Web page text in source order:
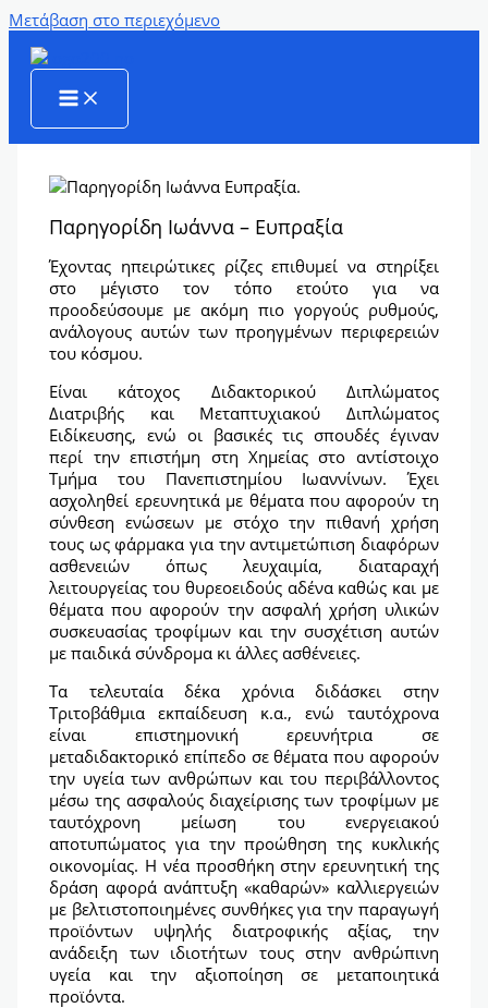
Μετάβαση στο περιεχόμενο
Παρηγορίδη Ιωάννα – Ευπραξία
Έχοντας ηπειρώτικες ρίζες επιθυμεί να στηρίξει
στο μέγιστο τον τόπο ετούτο για να
προοδεύσουμε με ακόμη πιο γοργούς ρυθμούς,
ανάλογους αυτών των προηγμένων περιφερειών
του κόσμου.
Είναι κάτοχος Διδακτορικού Διπλώματος
Διατριβής και Μεταπτυχιακού Διπλώματος
Ειδίκευσης, ενώ οι βασικές τις σπουδές έγιναν
περί την επιστήμη στη Χημείας στο αντίστοιχο
Τμήμα του Πανεπιστημίου Ιωαννίνων. Έχει
ασχοληθεί ερευνητικά με θέματα που αφορούν τη
σύνθεση ενώσεων με στόχο την πιθανή χρήση
τους ως φάρμακα για την αντιμετώπιση διαφόρων
ασθενειών όπως λευχαιμία, διαταραχή
λειτουργείας του θυρεοειδούς αδένα καθώς και με
θέματα που αφορούν την ασφαλή χρήση υλικών
συσκευασίας τροφίμων και την συσχέτιση αυτών
με παιδικά σύνδρομα κι άλλες ασθένειες.
Τα τελευταία δέκα χρόνια διδάσκει στην
Τριτοβάθμια εκπαίδευση κ.α., ενώ ταυτόχρονα
είναι επιστημονική ερευνήτρια σε
μεταδιδακτορικό επίπεδο σε θέματα που αφορούν
την υγεία των ανθρώπων και του περιβάλλοντος
μέσω της ασφαλούς διαχείρισης των τροφίμων με
ταυτόχρονη μείωση του ενεργειακού
αποτυπώματος για την προώθηση της κυκλικής
οικονομίας. Η νέα προσθήκη στην ερευνητική της
δράση αφορά ανάπτυξη «καθαρών» καλλιεργειών
με βελτιστοποιημένες συνθήκες για την παραγωγή
προϊόντων υψηλής διατροφικής αξίας, την
ανάδειξη των ιδιοτήτων τους στην ανθρώπινη
υγεία και την αξιοποίηση σε μεταποιητικά
προϊόντα.